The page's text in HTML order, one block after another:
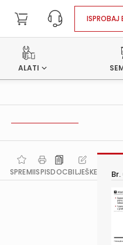
ISPROBAJ
ALATI
SPREMIISPISDOCBILJEŠKE